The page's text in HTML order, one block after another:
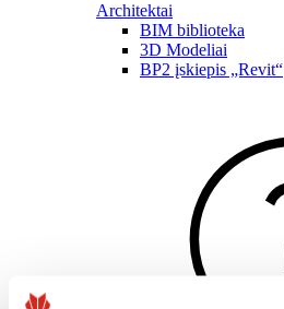
Architektai
BIM biblioteka
3D Modeliai
BP2 įskiepis „Revit“